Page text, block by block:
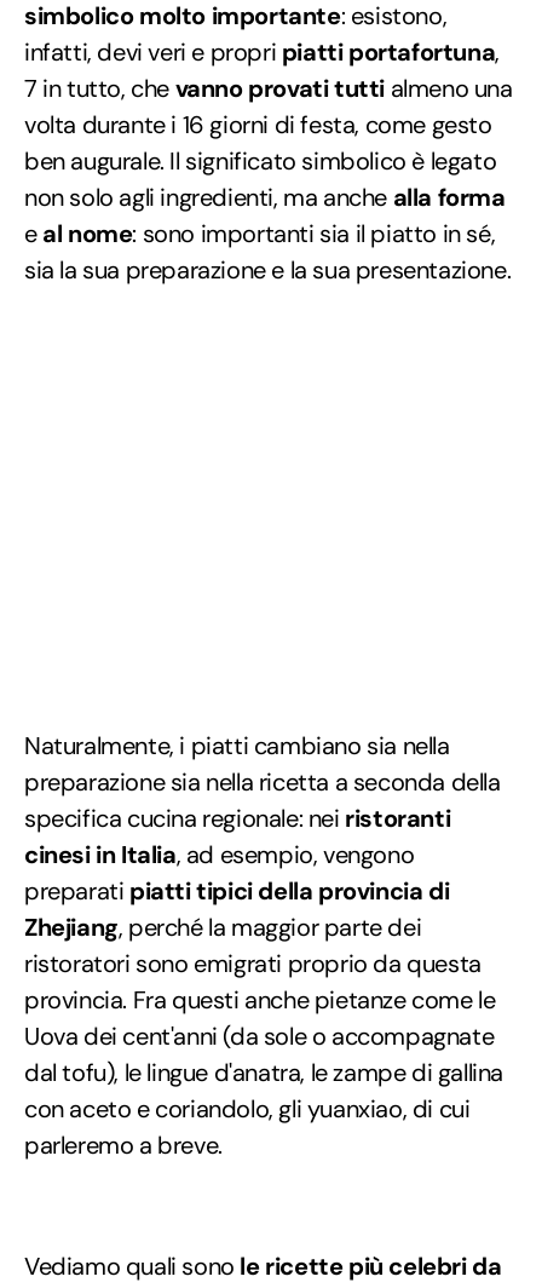
simbolico molto importante: esistono,
infatti, devi veri e propri piatti portafortuna,
7 in tutto, chevanno provati tutti almeno una
volta durante i 16 giorni di festa, come gesto
ben augurale. Il significato simbolico è legato
non solo agli ingredienti, ma anche alla forma
eal nome: sono importanti sia il piatto in sé,
sia la sua preparazione e la sua presentazione.
Naturalmente, i piatti cambiano sia nella
preparazione sia nella ricetta a seconda della
specifica cucina regionale: nei ristoranti
cinesi in Italia, ad esempio, vengono
preparati piatti tipici della provincia di
Zhejiang, perché la maggior parte dei
ristoratori sono emigrati proprio da questa
provincia. Fra questi anche pietanze come le
Uova dei cent'anni (da sole o accompagnate
dal tofu), le lingue d'anatra, le zampe di gallina
con aceto e coriandolo, gli yuanxiao, di cui
parleremo a breve.
Vediamo quali sono le ricette più celebri da